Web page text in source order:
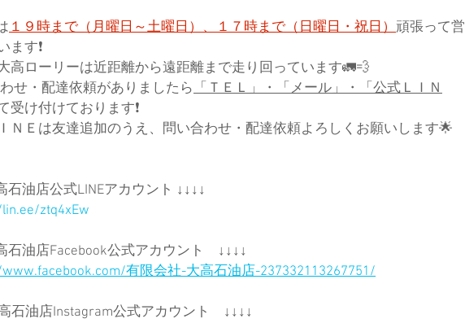
１９時まで（月曜日～土曜日）、１７時まで（日曜日・祝日） 頑張って営
ます❗
高ローリーは近距離から遠距離まで走り回っています🚛💨
せ・配達依頼がありましたら 「ＴＥＬ」・「メール」・「公式ＬＩＮ
受け付けております❗
ＮＥは友達追加のうえ、問い合わせ・配達依頼よろしくお願いします🌟
石油店公式LINEアカウント ↓↓↓↓
ztq4xEw
石油店Facebook公式アカウント　↓↓↓↓
有限会社-大高石油店-237332113267751/
高石油店Instagram公式アカウント　↓↓↓↓